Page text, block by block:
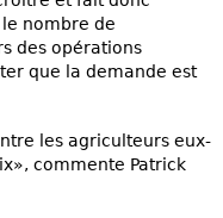
nombre de
des opérations
que la demande est
les agriculteurs eux-
commente Patrick